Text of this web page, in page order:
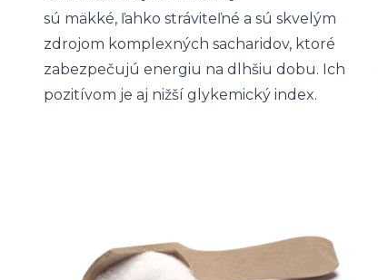
sú mäkké, ľahko stráviteľné a sú skvelým
zdrojom komplexných sacharidov, ktoré
zabezpečujú energiu na dlhšiu dobu. Ich
pozitívom je aj nižší glykemický index.